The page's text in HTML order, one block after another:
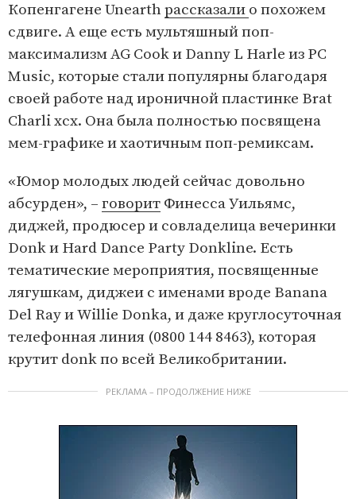
Копенгагене Unearth рассказали о похожем
сдвиге. А еще есть мультяшный поп-
максимализм AG Cook и Danny L Harle из PC
Music, которые стали популярны благодаря
своей работе над ироничной пластинке Brat
Charli xcx. Она была полностью посвящена
мем-графике и хаотичным поп-ремиксам.
«Юмор молодых людей сейчас довольно
абсурден», – говорит Финесса Уильямс,
диджей, продюсер и совладелица вечеринки
Donk и Hard Dance Party Donkline. Есть
тематические мероприятия, посвященные
лягушкам, диджеи с именами вроде Banana
Del Ray и Willie Donka, и даже круглосуточная
телефонная линия (0800 144 8463), которая
крутит donk по всей Великобритании.
РЕКЛАМА – ПРОДОЛЖЕНИЕ НИЖЕ